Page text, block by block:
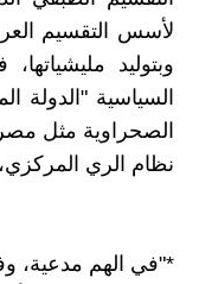
لأسس التقسيم
وبتوليد
السياسية "الدولة
الصحراوية مثل
نظام الري
*"في الهم مدعية،